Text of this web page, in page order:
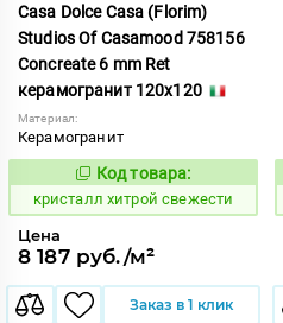
Casa Dolce Casa (Florim)
Studios Of Casamood 758156
Concreate 6 mm Ret
керамогранит 120x120
Материал:
Керамогранит
826583
Код товара:
кристалл хитрой свежести
Цена
8 187 руб./м²
Заказ в 1 клик